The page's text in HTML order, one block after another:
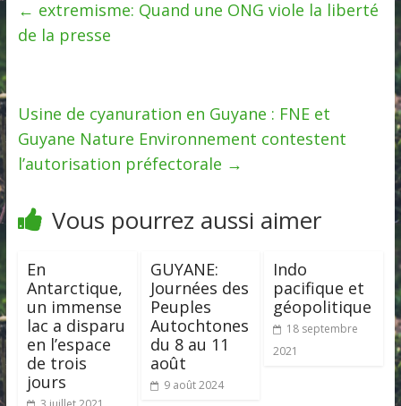
← extremisme: Quand une ONG viole la liberté
de la presse
Usine de cyanuration en Guyane : FNE et
Guyane Nature Environnement contestent
l’autorisation préfectorale →
Vous pourrez aussi aimer
En
Antarctique,
un immense
lac a disparu
en l’espace
de trois
jours
GUYANE:
Journées des
Peuples
Autochtones
du 8 au 11
août
9 août 2024
Indo
pacifique et
géopolitique
18 septembre
2021